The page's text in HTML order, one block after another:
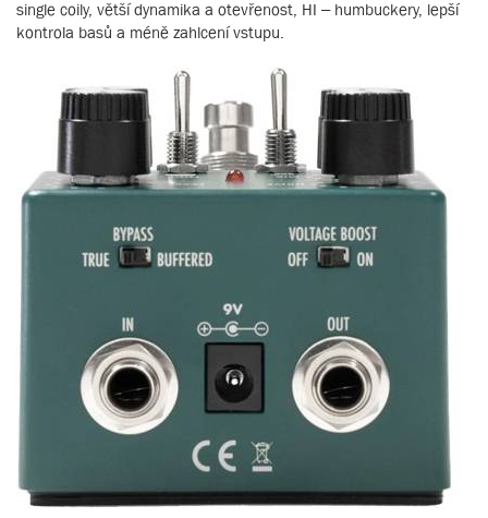
single coily, větší dynamika a otevřenost, HI – humbuckery, lepší
kontrola basů a méně zahlcení vstupu.